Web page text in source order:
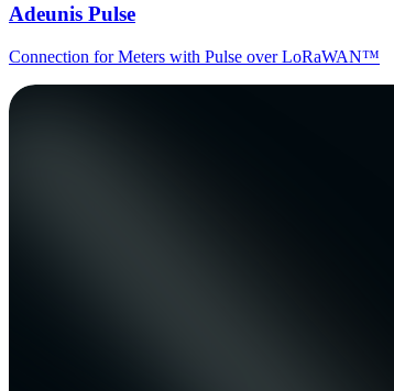
Adeunis Pulse
Connection for Meters with Pulse over LoRaWAN™